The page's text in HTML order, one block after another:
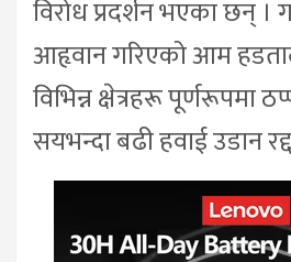
विरोध प्रदर्शन भएका छन् ।
आहृवान गरिएको आम
विभिन्न क्षेत्रहरू पूर्णरूपमा
सयभन्दा बढी हवाई उडान